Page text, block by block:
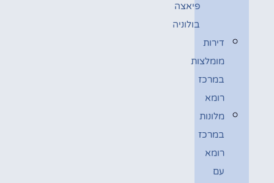
פיאצה
בולוניה
דירות
מומלצות
במרכז
רומא
מלונות
במרכז
רומא
עם